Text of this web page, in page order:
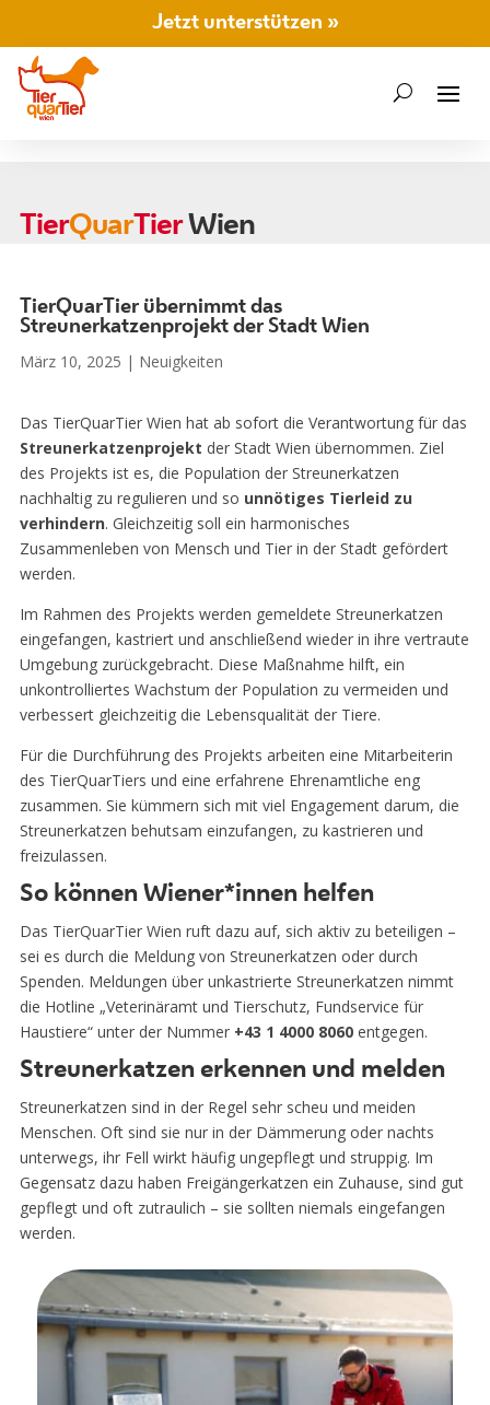
Jetzt unterstützen »
TierQuarTierWien
TierQuarTier übernimmt das
Streunerkatzenprojekt der Stadt Wien
März 10, 2025 | Neuigkeiten
Das TierQuarTier Wien hat ab sofort die Verantwortung für das
Streunerkatzenprojekt der Stadt Wien übernommen. Ziel
des Projekts ist es, die Population der Streunerkatzen
nachhaltig zu regulieren und so unnötiges Tierleid zu
verhindern. Gleichzeitig soll ein harmonisches
Zusammenleben von Mensch und Tier in der Stadt gefördert
werden.
Im Rahmen des Projekts werden gemeldete Streunerkatzen
eingefangen, kastriert und anschließend wieder in ihre vertraute
Umgebung zurückgebracht. Diese Maßnahme hilft, ein
unkontrolliertes Wachstum der Population zu vermeiden und
verbessert gleichzeitig die Lebensqualität der Tiere.
Für die Durchführung des Projekts arbeiten eine Mitarbeiterin
des TierQuarTiers und eine erfahrene Ehrenamtliche eng
zusammen. Sie kümmern sich mit viel Engagement darum, die
Streunerkatzen behutsam einzufangen, zu kastrieren und
freizulassen.
So können Wiener*innen helfen
Das TierQuarTier Wien ruft dazu auf, sich aktiv zu beteiligen –
sei es durch die Meldung von Streunerkatzen oder durch
Spenden. Meldungen über unkastrierte Streunerkatzen nimmt
die Hotline „Veterinäramt und Tierschutz, Fundservice für
Haustiere“ unter der Nummer +43 1 4000 8060entgegen.
Streunerkatzen erkennen und melden
Streunerkatzen sind in der Regel sehr scheu und meiden
Menschen. Oft sind sie nur in der Dämmerung oder nachts
unterwegs, ihr Fell wirkt häufig ungepflegt und struppig. Im
Gegensatz dazu haben Freigängerkatzen ein Zuhause, sind gut
gepflegt und oft zutraulich – sie sollten niemals eingefangen
werden.